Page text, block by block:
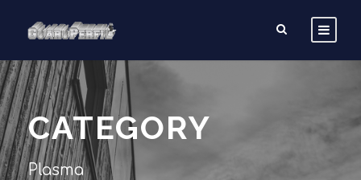
CATEGORY
Plasma